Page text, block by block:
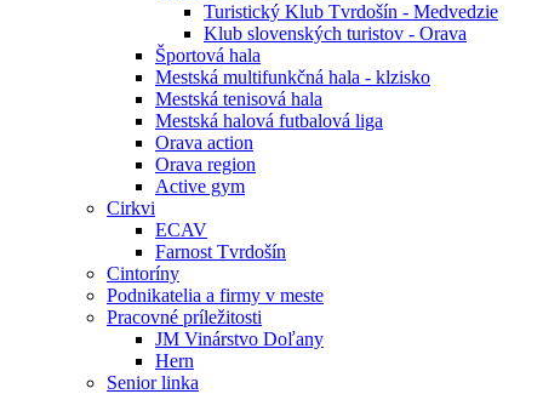
Turistický Klub Tvrdošín - Medvedzie
Klub slovenských turistov - Orava
Športová hala
Mestská multifunkčná hala - klzisko
Mestská tenisová hala
Mestská halová futbalová liga
Orava action
Orava region
Active gym
Cirkvi
ECAV
Farnost Tvrdošín
Cintoríny
Podnikatelia a firmy v meste
Pracovné príležitosti
JM Vinárstvo Doľany
Hern
Senior linka